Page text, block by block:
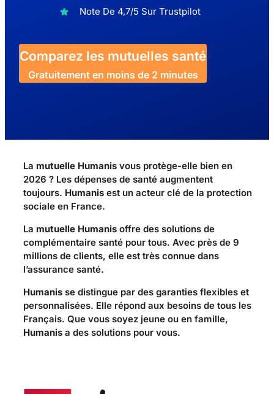
Note De 4,7/5 Sur Trustpilot
Comparez les mutuelles santé
Gratuitement en moins de 2 minutes
La mutuelle Humanis vous protège-elle bien en
2026 ? Les dépenses de santé augmentent
toujours. Humanis est un acteur clé de la protection
sociale en France.
La mutuelle Humanis offre des solutions de
complémentaire santé pour tous. Avec près de 9
millions de clients, elle est très connue dans
l’assurance santé.
Humanis se distingue par des garanties flexibles et
personnalisées. Elle répond aux besoins de tous les
Français. Que vous soyez jeune ou en famille,
Humanis a des solutions pour vous.